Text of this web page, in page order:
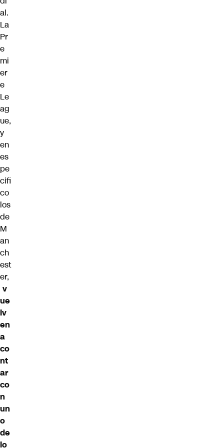
al.
La
Pr
e
mi
er
e
Le
ag
ue,
y
en
es
pe
cifi
co
los
de
M
an
ch
est
er,
v
ue
lv
en
a
co
nt
ar
co
n
un
o
de
lo